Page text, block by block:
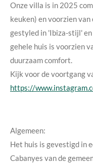
Onze villa is in 2025
keuken) en voorzien
gestyled in 'Ibiza-stijl'
gehele huis is voorzien
duurzaam comfort.
Kijk voor de voortgang
https://
Algemeen:
Het huis is gevestigd in
Cabanyes van de